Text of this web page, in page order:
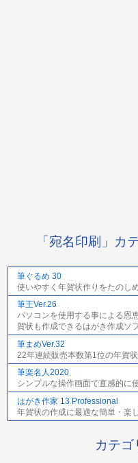
「宛名印刷」カ
筆ぐるめ 30
使いやすく年賀状作りをたのし
筆王Ver.26
パソコンを使用する事による恩
賀状も作成できるはがき作成ソ
筆まめVer.32
22年連続販売本数第1位の年賀
筆楽名人2020
シンプルな操作画面で直感的に
はがき作家 13 Professional
年賀状の作成に最適な簡単・楽
カテゴ